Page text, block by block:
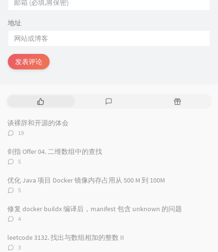
地址
发表评论
热
文
章
随
谈裸辞和开源的体会
评
数：
19
剑指 Offer 04. 二维数组中的查找
评
数：
5
优化 Java 项目 Docker 镜像内存占用从 500 M 到 100M
评
数：
5
修复 docker buildx 编译后，manifest 包含 unknown 的问题
评
数：
4
leetcode 3132. 找出与数组相加的整数 II
评
3